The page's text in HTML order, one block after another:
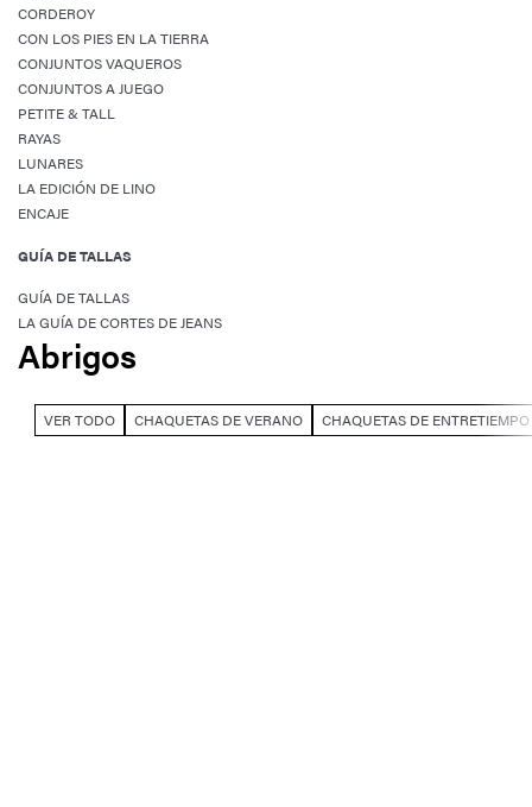
CORDEROY
CON LOS PIES EN LA TIERRA
CONJUNTOS VAQUEROS
CONJUNTOS A JUEGO
PETITE & TALL
RAYAS
LUNARES
LA EDICIÓN DE LINO
ENCAJE
GUÍA DE TALLAS
GUÍA DE TALLAS
LA GUÍA DE CORTES DE JEANS
Abrigos
VER TODO CHAQUETAS DE VERANO CHAQUETAS DE ENTRETIEMPO